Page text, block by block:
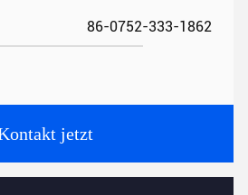
86-0752-333-1862
jetzt